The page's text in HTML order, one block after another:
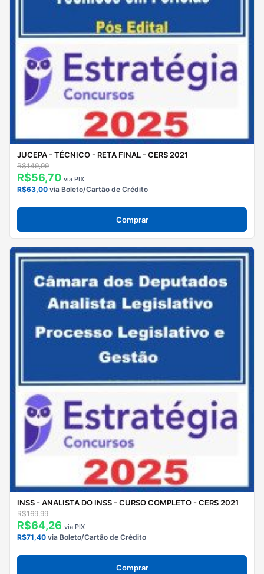
JUCEPA - TÉCNICO - RETA FINAL - CERS 2021
R$149,99
R$56,70 via PIX
R$63,00 via Boleto/Cartão de Crédito
Comprar
INSS - ANALISTA DO INSS - CURSO COMPLETO - CERS 2021
R$169,99
R$64,26 via PIX
R$71,40 via Boleto/Cartão de Crédito
Comprar